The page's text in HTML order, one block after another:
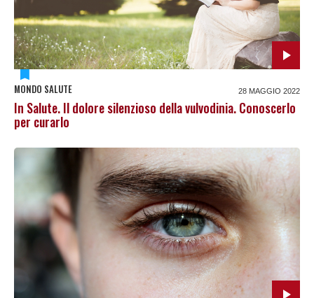
MONDO SALUTE 28 MAGGIO 2022
In Salute. Il dolore silenzioso della vulvodinia. Conoscerlo
per curarlo